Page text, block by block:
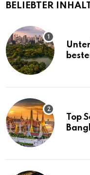
BELIEBTER
Top